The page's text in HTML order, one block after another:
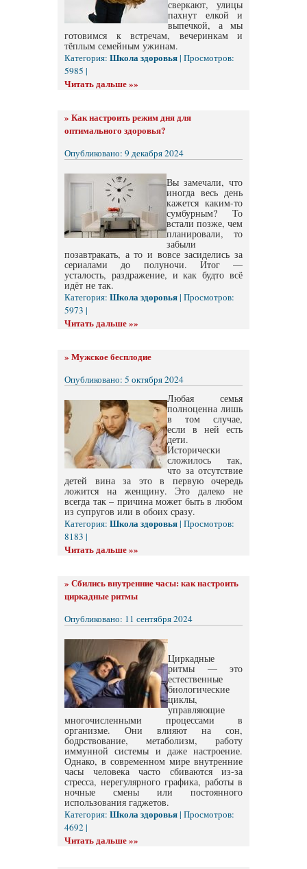
сверкают, улицы
пахнут елкой и
выпечкой, а мы
готовимся к встречам, вечеринкам и
тёплым семейным ужинам.
Категория: Школа здоровья| Просмотров:
5985 |
Читать дальше »»
» Как настроить режим дня для
оптимального здоровья?
Опубликовано: 9 декабря 2024
Вы замечали, что
иногда весь день
кажется каким-то
сумбурным? То
встали позже, чем
планировали, то
забыли
позавтракать, а то и вовсе засиделись за
сериалами до полуночи. Итог —
усталость, раздражение, и как будто всё
идёт не так.
Категория: Школа здоровья| Просмотров:
5973 |
Читать дальше »»
» Мужское бесплодие
Опубликовано: 5 октября 2024
Любая семья
полноценна лишь
в том случае,
если в ней есть
дети.
Исторически
сложилось так,
что за отсутствие
детей вина за это в первую очередь
ложится на женщину. Это далеко не
всегда так – причина может быть в любом
из супругов или в обоих сразу.
Категория: Школа здоровья| Просмотров:
8183 |
Читать дальше »»
» Сбились внутренние часы: как настроить
циркадные ритмы
Опубликовано: 11 сентября 2024
Циркадные
ритмы — это
естественные
биологические
циклы,
управляющие
многочисленными процессами в
организме. Они влияют на сон,
бодрствование, метаболизм, работу
иммунной системы и даже настроение.
Однако, в современном мире внутренние
часы человека часто сбиваются из-за
стресса, нерегулярного графика, работы в
ночные смены или постоянного
использования гаджетов.
Категория: Школа здоровья| Просмотров:
4692 |
Читать дальше »»